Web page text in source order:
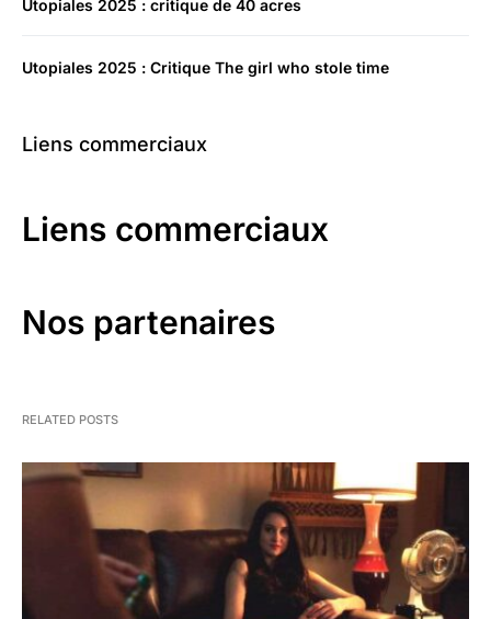
Utopiales 2025 : critique de 40 acres
Utopiales 2025 : Critique The girl who stole time
Liens commerciaux
Liens commerciaux
Nos partenaires
RELATED POSTS